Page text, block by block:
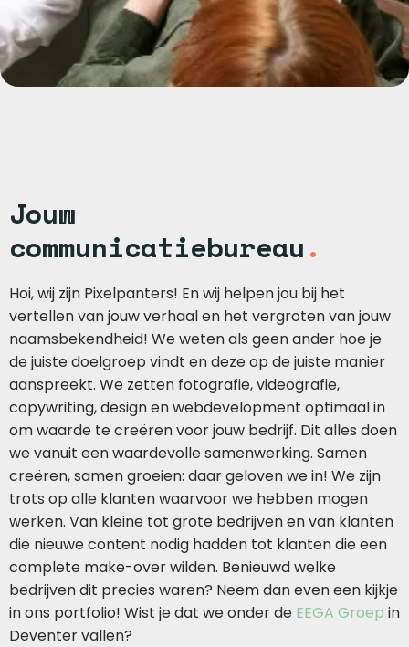
Jouw
communicatiebureau.
Hoi, wij zijn Pixelpanters! En wij helpen jou bij het
vertellen van jouw verhaal en het vergroten van jouw
naamsbekendheid! We weten als geen ander hoe je
de juiste doelgroep vindt en deze op de juiste manier
aanspreekt. We zetten fotografie, videografie,
copywriting, design en webdevelopment optimaal in
om waarde te creëren voor jouw bedrijf. Dit alles doen
we vanuit een waardevolle samenwerking. Samen
creëren, samen groeien: daar geloven we in! We zijn
trots op alle klanten waarvoor we hebben mogen
werken. Van kleine tot grote bedrijven en van klanten
die nieuwe content nodig hadden tot klanten die een
complete make-over wilden. Benieuwd welke
bedrijven dit precies waren? Neem dan even een kijkje
in ons portfolio! Wist je dat we onder de EEGA Groep in
Deventer vallen?